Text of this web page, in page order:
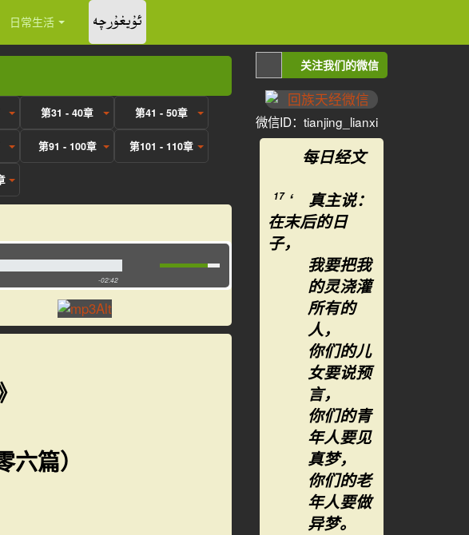
日常生活 ئۇيغۇرچە
第31 - 40章 第41 - 50章
第91 - 100章 第101 - 110章
-02:42
六篇）
关注我们的微信
微信ID：tianjing_lianxi
每日经文
17 ‘ 真主说：
在末后的日
子，
我要把我
的灵浇灌
所有的
人，
你们的儿
女要说预
言，
你们的青
年人要见
真梦，
你们的老
年人要做
异梦。